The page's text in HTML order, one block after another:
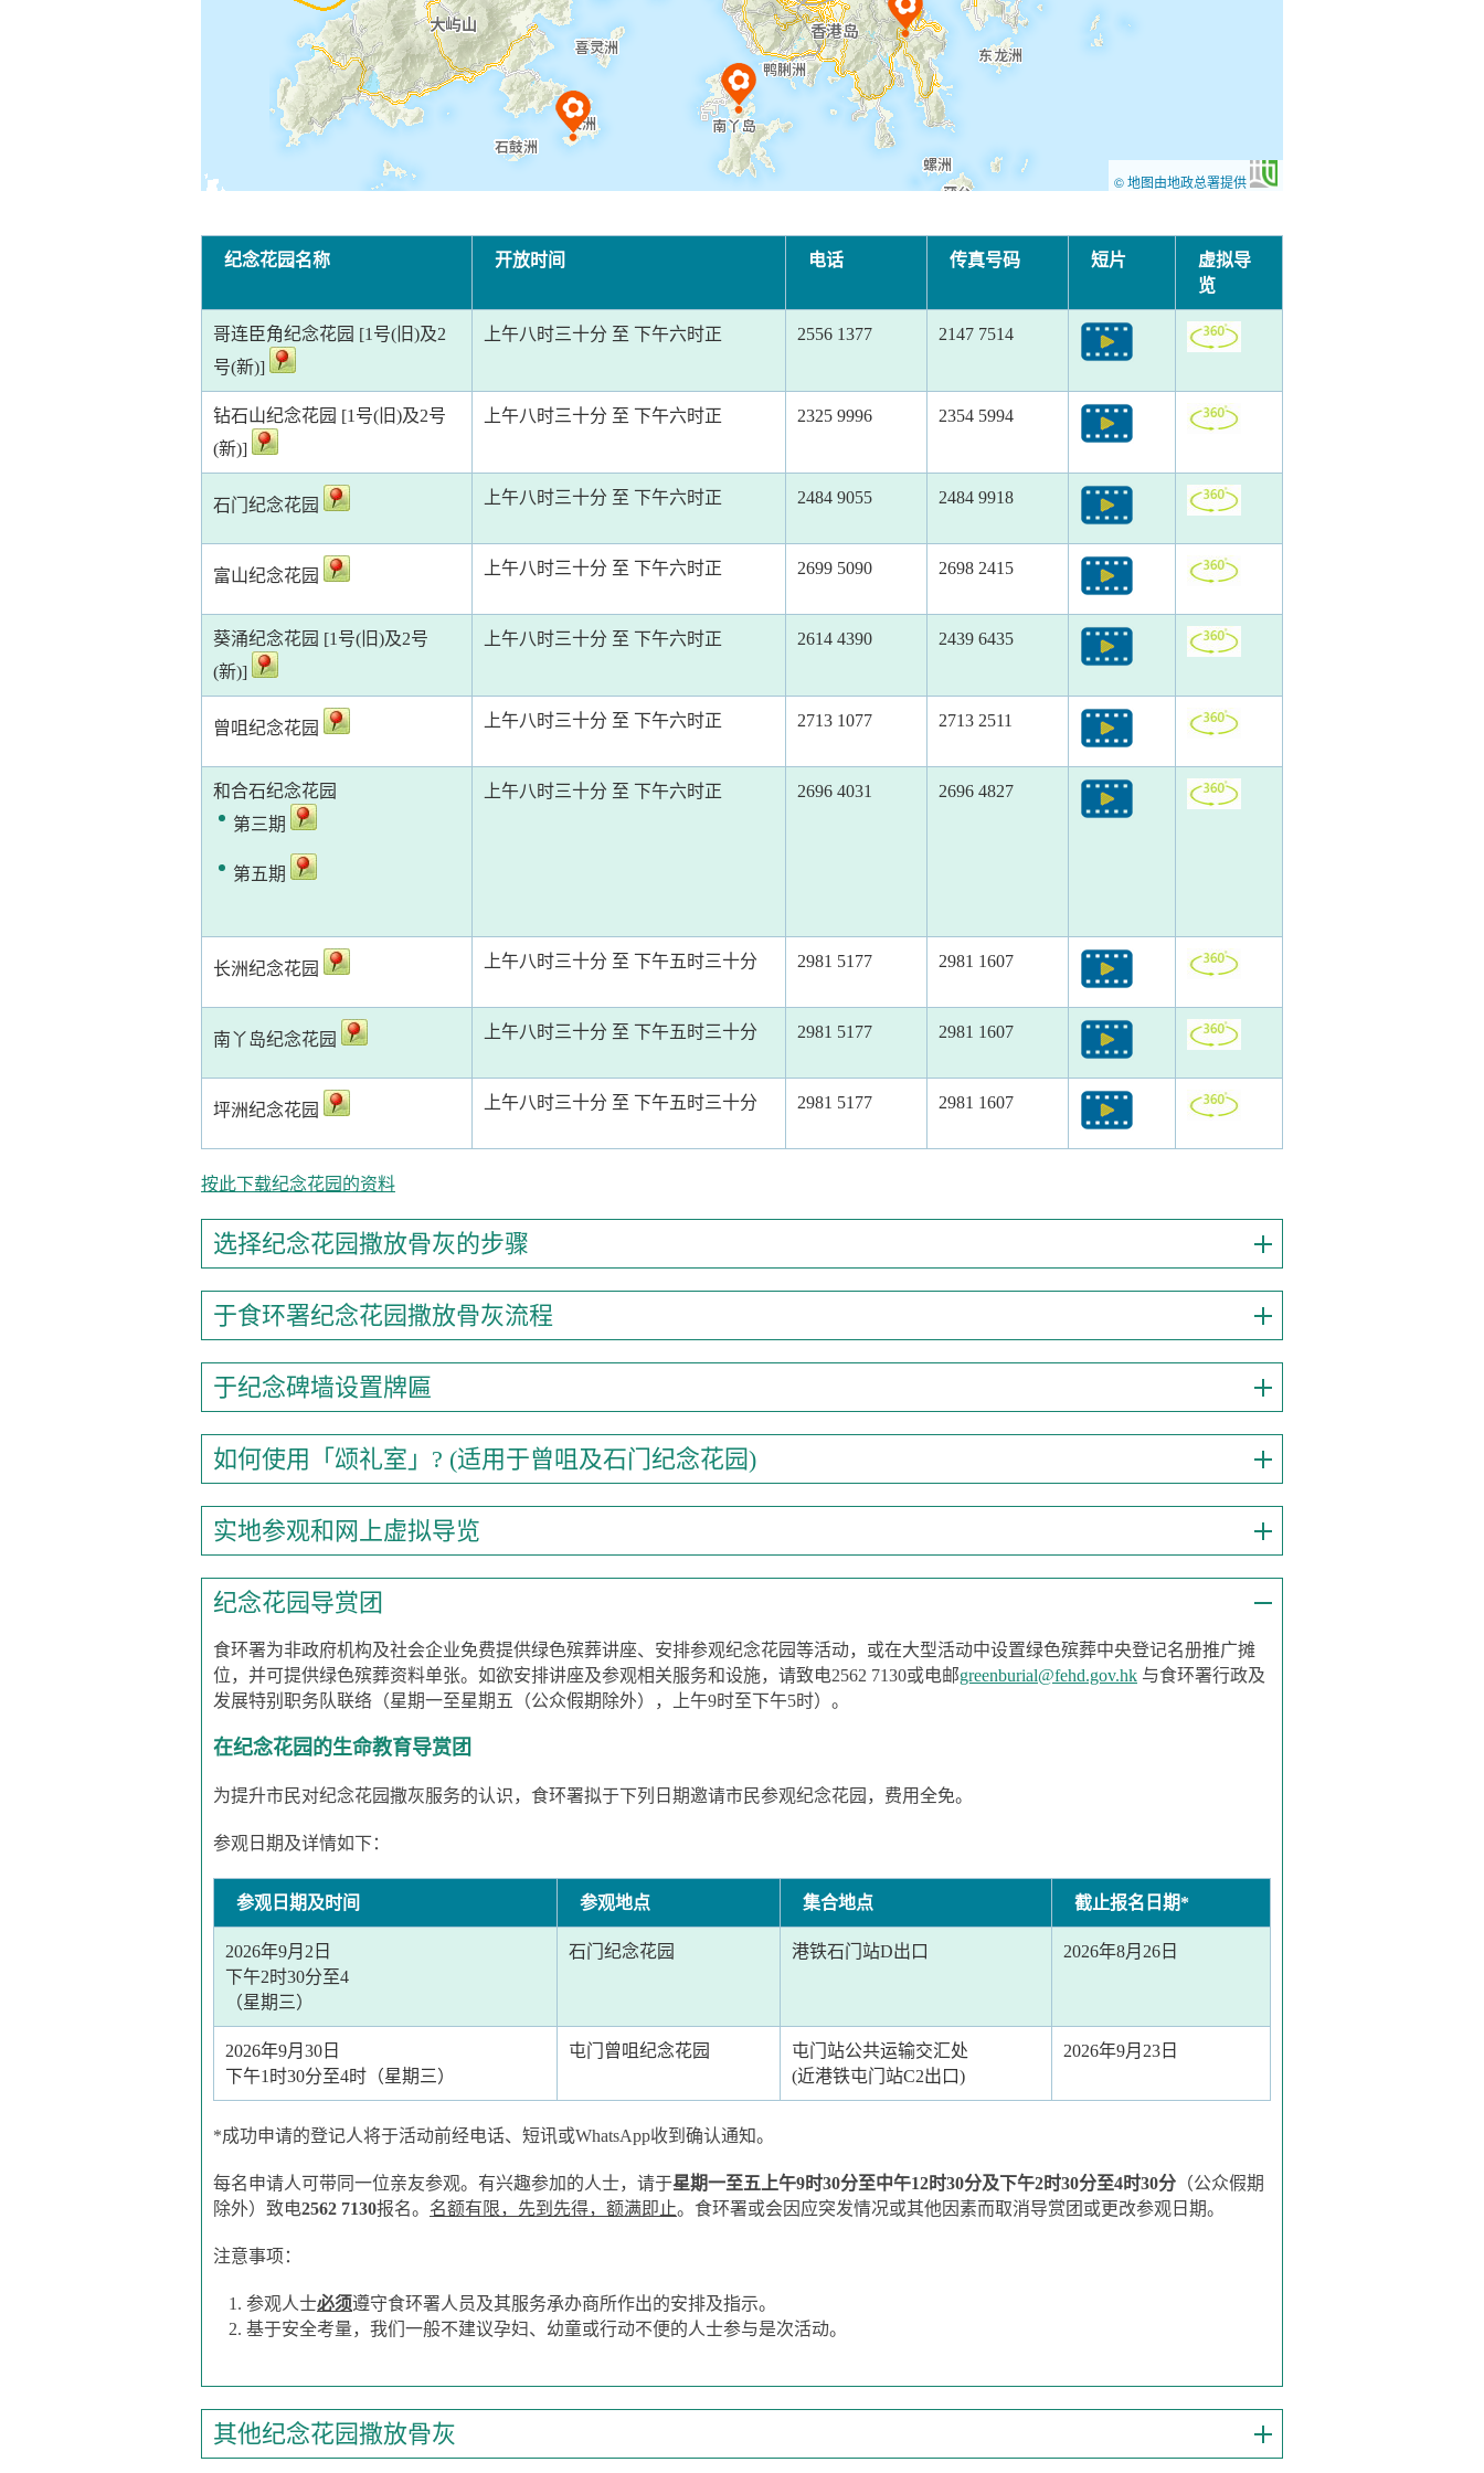
© 地图由地政总署提供
纪念花园名称 开放时间 电话 传真号码 短片
虚拟导
览
哥连臣角纪念花园 [1号(旧)及2
号(新)]
上午八时三十分 至 下午六时正 2556 1377 2147 7514
钻石山纪念花园 [1号(旧)及2号
(新)]
上午八时三十分 至 下午六时正 2325 9996 2354 5994
石门纪念花园 上午八时三十分 至 下午六时正 2484 9055 2484 9918
富山纪念花园 上午八时三十分 至 下午六时正 2699 5090 2698 2415
葵涌纪念花园 [1号(旧)及2号
(新)]
上午八时三十分 至 下午六时正 2614 4390 2439 6435
曾咀纪念花园 上午八时三十分 至 下午六时正 2713 1077 2713 2511
和合石纪念花园
第三期
第五期
上午八时三十分 至 下午六时正 2696 4031 2696 4827
长洲纪念花园 上午八时三十分 至 下午五时三十分 2981 5177 2981 1607
南丫岛纪念花园 上午八时三十分 至 下午五时三十分 2981 5177 2981 1607
坪洲纪念花园 上午八时三十分 至 下午五时三十分 2981 5177 2981 1607
按此下载纪念花园的资料
选择纪念花园撒放骨灰的步骤
于食环署纪念花园撒放骨灰流程
于纪念碑墙设置牌匾
如何使用「颂礼室」? (适用于曾咀及石门纪念花园)
实地参观和网上虚拟导览
纪念花园导赏团
食环署为非政府机构及社会企业免费提供绿色殡葬讲座、安排参观纪念花园等活动，或在大型活动中设置绿色殡葬中央登记名册推广摊
位，并可提供绿色殡葬资料单张。如欲安排讲座及参观相关服务和设施，请致电2562 7130或电邮greenburial@fehd.gov.hk 与食环署行政及
发展特别职务队联络（星期一至星期五（公众假期除外），上午9时至下午5时）。
在纪念花园的生命教育导赏团
为提升市民对纪念花园撒灰服务的认识，食环署拟于下列日期邀请市民参观纪念花园，费用全免。
参观日期及详情如下：
参观日期及时间 参观地点 集合地点 截止报名日期*
2026年9月2日
下午2时30分至4
（星期三）
石门纪念花园 港铁石门站D出口 2026年8月26日
2026年9月30日
下午1时30分至4时（星期三）
屯门曾咀纪念花园
屯门站公共运输交汇处
(近港铁屯门站C2出口)
2026年9月23日
*成功申请的登记人将于活动前经电话、短讯或WhatsApp收到确认通知。
每名申请人可带同一位亲友参观。有兴趣参加的人士，请于星期一至五上午9时30分至中午12时30分及下午2时30分至4时30分 （公众假期
除外）致电2562 7130报名。 名额有限，先到先得，额满即止。食环署或会因应突发情况或其他因素而取消导赏团或更改参观日期。
注意事项：
参观人士必须遵守食环署人员及其服务承办商所作出的安排及指示。
基于安全考量，我们一般不建议孕妇、幼童或行动不便的人士参与是次活动。
其他纪念花园撒放骨灰